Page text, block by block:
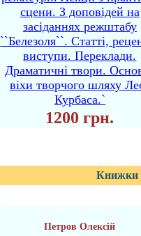
сцени. З доповідей на
засіданнях режштабу
``Белезоля``. Статті,
виступи. Переклади.
Драматичні твори.
віхи творчого шляху
Курбаса.`
1200 грн.
Книжки
Петров Олексій